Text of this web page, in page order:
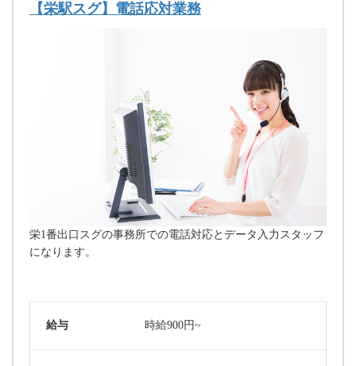
【栄駅スグ】電話応対業務
栄1番出口スグの事務所での電話対応とデータ入力スタッフ
になります。
給与 時給900円~